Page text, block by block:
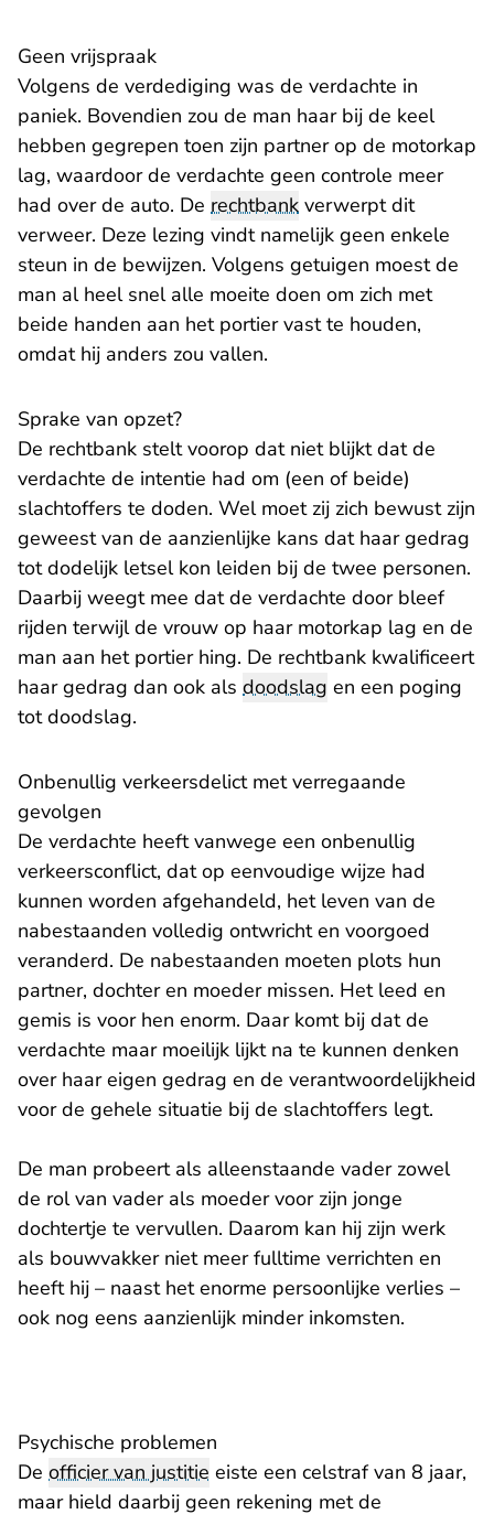
Geen vrijspraak
Volgens de verdediging was de verdachte in
paniek. Bovendien zou de man haar bij de keel
hebben gegrepen toen zijn partner op de motorkap
lag, waardoor de verdachte geen controle meer
had over de auto. De rechtbank verwerpt dit
verweer. Deze lezing vindt namelijk geen enkele
steun in de bewijzen. Volgens getuigen moest de
man al heel snel alle moeite doen om zich met
beide handen aan het portier vast te houden,
omdat hij anders zou vallen.
Sprake van opzet?
De rechtbank stelt voorop dat niet blijkt dat de
verdachte de intentie had om (een of beide)
slachtoffers te doden. Wel moet zij zich bewust zijn
geweest van de aanzienlijke kans dat haar gedrag
tot dodelijk letsel kon leiden bij de twee personen.
Daarbij weegt mee dat de verdachte door bleef
rijden terwijl de vrouw op haar motorkap lag en de
man aan het portier hing. De rechtbank kwalificeert
haar gedrag dan ook als doodslag en een poging
tot doodslag.
Onbenullig verkeersdelict met verregaande
gevolgen
De verdachte heeft vanwege een onbenullig
verkeersconflict, dat op eenvoudige wijze had
kunnen worden afgehandeld, het leven van de
nabestaanden volledig ontwricht en voorgoed
veranderd. De nabestaanden moeten plots hun
partner, dochter en moeder missen. Het leed en
gemis is voor hen enorm. Daar komt bij dat de
verdachte maar moeilijk lijkt na te kunnen denken
over haar eigen gedrag en de verantwoordelijkheid
voor de gehele situatie bij de slachtoffers legt.
De man probeert als alleenstaande vader zowel
de rol van vader als moeder voor zijn jonge
dochtertje te vervullen. Daarom kan hij zijn werk
als bouwvakker niet meer fulltime verrichten en
heeft hij – naast het enorme persoonlijke verlies –
ook nog eens aanzienlijk minder inkomsten.
Psychische problemen
De officier van justitie eiste een celstraf van 8 jaar,
maar hield daarbij geen rekening met de